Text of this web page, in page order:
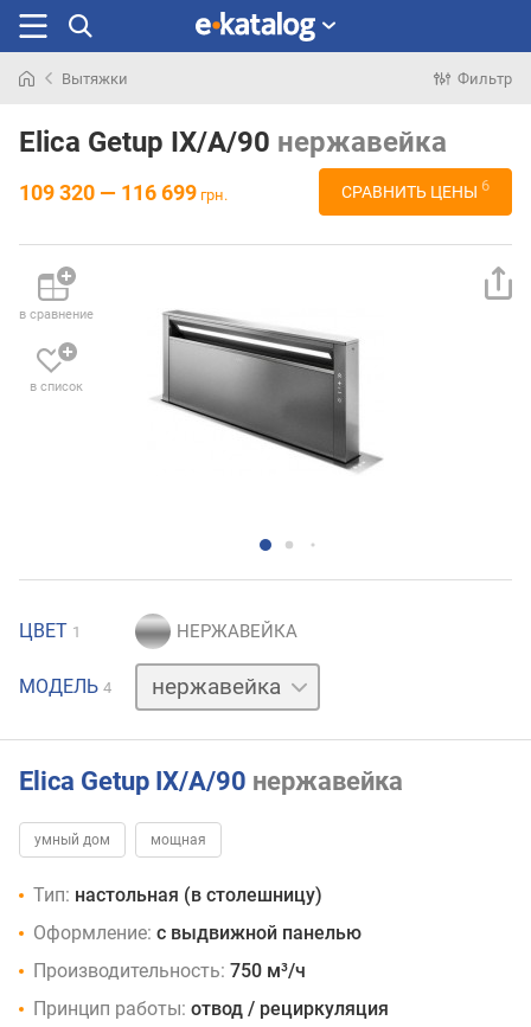
раньше
Вытяжки Фильтр
Elica Getup IX/A/90 нержавейка
109 320 — 116 699 грн. СРАВНИТЬ ЦЕНЫ 6
в сравнение
в список
ЦВЕТ 1
МОДЕЛЬ 4
графит
серый
Elica Getup IX/A/90 нержавейка
умный дом мощная
Тип: настольная (в столешницу)
Оформление: с выдвижной панелью
Производительность: 750 м³/ч
Принцип работы: отвод / рециркуляция